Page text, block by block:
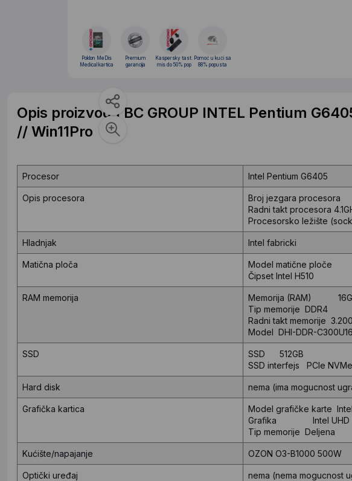
Poklon MeDis
Medical kartica
Premium
garancija
Kaspersky tast.
mis do 50% pop
Pomoć u kući sa
88% popusta
Opis proizvoda BC GROUP INTEL Pentium
// Win11Pro
Procesor Intel Pentium G6405
Opis procesora
Broj jezgara
Radni takt procesora
Procesorsko ležište
Hladnjak Intel fabricki
Matična ploča
Model matične ploče
Čipset Intel H510
RAM memorija
Memorija (RAM)
Tip memorije DDR4
Radni takt memorije
Model DHI-DDR-
SSD
SSD 512GB
SSD interfejs PCIe NVMe
Hard disk nema (ima mogucnost
Grafička kartica
Model grafičke karte
Grafika Intel UHD
Tip memorije Deljena
Kućište/napajanje OZON O3-B1000 500W
Optički uređaj nema (nema mogucnost